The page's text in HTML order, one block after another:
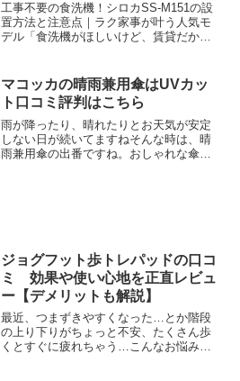
工事不要の食洗機！シロカSS-M151の設
置方法と注意点｜ラク家事が叶う人気モ
デル「食洗機がほしいけど、賃貸だから
で、毎日の面倒な洗い物を手放せずにい
ませんか？実は、工事...
マコッカの晴雨兼用傘はUVカッ
ト口コミ評判はこちら
雨が降ったり、晴れたりとお天気が安定
しない日が続いてますねそんな時は、晴
雨兼用傘の出番ですね。おしゃれな傘を
ジョグフット歩トレパッドの口コ
ミ 効果や使い心地を正直レビュ
ー【デメリットも解説】
最近、つまずきやすくなった…とか階段
の上り下りがちょっと不安、たくさん歩
くとすぐに疲れちゃう…こんなお悩み、